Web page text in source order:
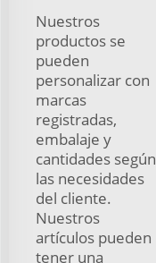
Nuestros
productos se
pueden
personalizar con
marcas
registradas,
embalaje y
cantidades según
las necesidades
del cliente.
Nuestros
artículos pueden
tener una